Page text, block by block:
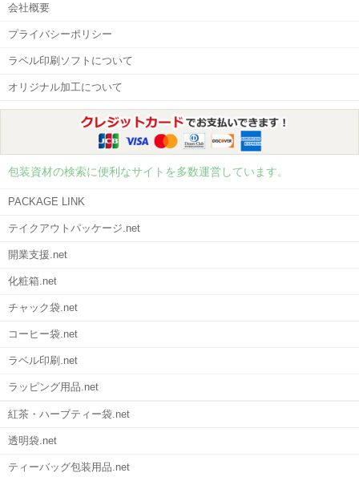
会社概要
プライバシーポリシー
ラベル印刷ソフトについて
オリジナル加工について
包装資材の検索に便利なサイトを多数運営しています。
PACKAGE LINK
テイクアウトパッケージ.net
開業支援.net
化粧箱.net
チャック袋.net
コーヒー袋.net
ラベル印刷.net
ラッピング用品.net
紅茶・ハーブティー袋.net
透明袋.net
ティーバッグ包装用品.net